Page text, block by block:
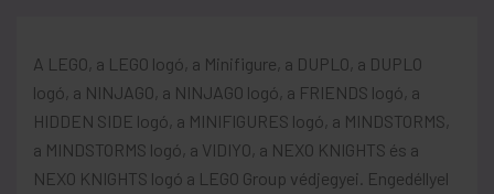
A LEGO, a LEGO logó, a Minifigure, a DUPLO, a DUPLO
logó, a NINJAGO, a NINJAGO logó, a FRIENDS logó, a
HIDDEN SIDE logó, a MINIFIGURES logó, a MINDSTORMS,
a MINDSTORMS logó, a VIDIYO, a NEXO KNIGHTS és a
NEXO KNIGHTS logó a LEGO Group védjegyei. Engedéllyel